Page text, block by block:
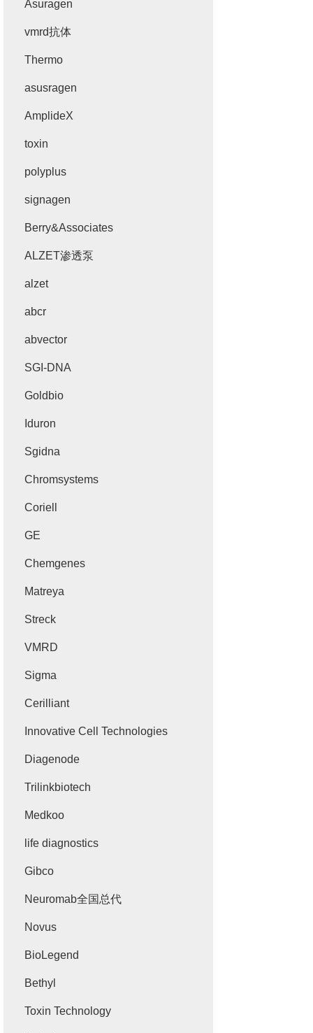
Asuragen
vmrd抗体
Thermo
asusragen
AmplideX
toxin
polyplus
signagen
Berry&Associates
ALZET渗透泵
alzet
abcr
abvector
SGI-DNA
Goldbio
Iduron
Sgidna
Chromsystems
Coriell
GE
Chemgenes
Matreya
Streck
VMRD
Sigma
Cerilliant
Innovative Cell Technologies
Diagenode
Trilinkbiotech
Medkoo
life diagnostics
Gibco
Neuromab全国总代
Novus
BioLegend
Bethyl
Toxin Technology